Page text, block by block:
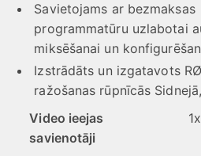
Savietojams ar bezmaksas
programmatūru uzlabotai
miksēšanai un
Izstrādāts un izgatavots
ražošanas rūpnīcās
Video ieejas
savienotāji